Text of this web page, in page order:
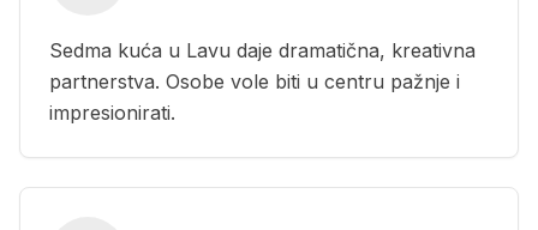
Sedma kuća u Lavu daje dramatična, kreativna
partnerstva. Osobe vole biti u centru pažnje i
impresionirati.